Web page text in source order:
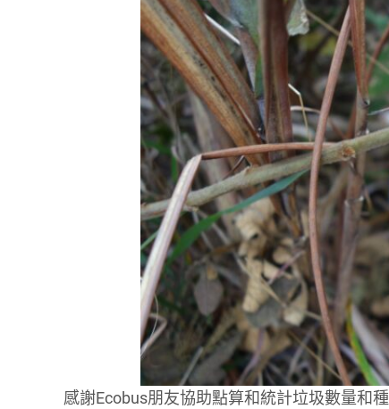
感謝Ecobus朋友協助點算和統計垃圾數量和